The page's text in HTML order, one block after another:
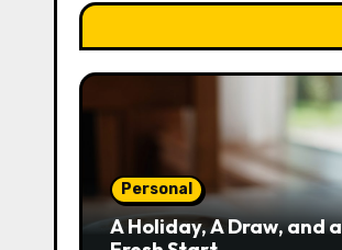
Personal
A Holiday, A Draw, and a